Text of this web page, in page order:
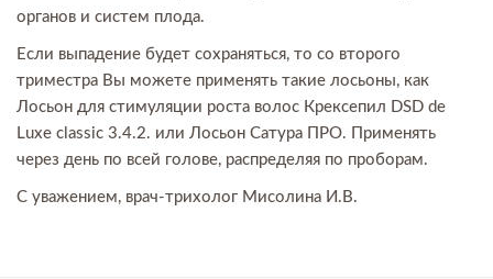
органов и систем плода.
Если выпадение будет сохраняться, то со второго
триместра Вы можете применять такие лосьоны, как
Лосьон для стимуляции роста волос Крексепил DSD de
Luxe classic 3.4.2. или Лосьон Сатура ПРО. Применять
через день по всей голове, распределяя по проборам.
С уважением, врач-трихолог Мисолина И.В.